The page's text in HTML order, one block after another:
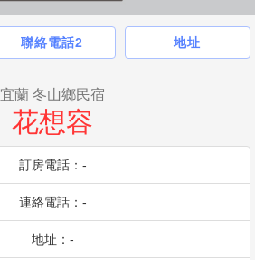
聯絡電話2 地址
宜蘭 冬山鄉民宿
花想容
訂房電話：-
連絡電話：-
地址：-